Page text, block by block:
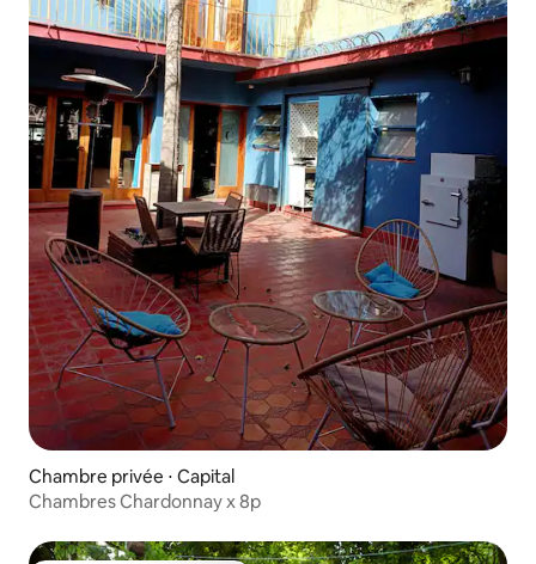
Chambre privée ⋅ Capital
Chambres Chardonnay x 8p